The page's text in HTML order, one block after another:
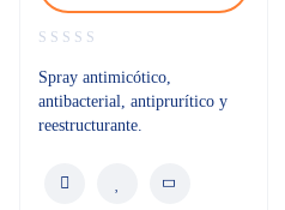
Spray antimicótico,
antibacterial, antiprurítico y
reestructurante.